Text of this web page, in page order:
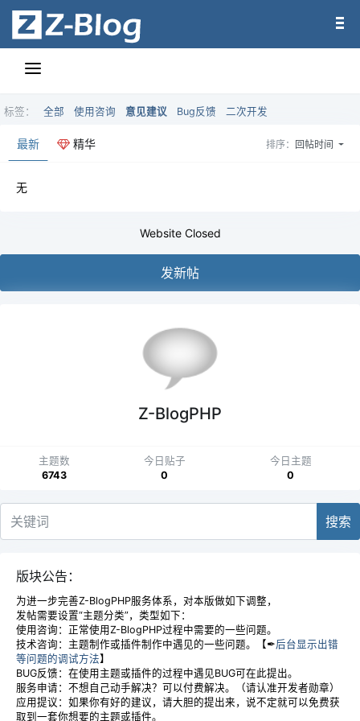
标签： 全部 使用咨询 意见建议 Bug反馈 二次开发
最新 精华 排序： 回帖时间
无
Website Closed
发新帖
Z-BlogPHP
主题数
6743
今日贴子
0
今日主题
0
搜索
版块公告：
为进一步完善Z-BlogPHP服务体系，对本版做如下调整，
发帖需要设置“主题分类”，类型如下：
使用咨询：正常使用Z-BlogPHP过程中需要的一些问题。
技术咨询：主题制作或插件制作中遇见的一些问题。【✒后台显示出错
等问题的调试方法】
BUG反馈：在使用主题或插件的过程中遇见BUG可在此提出。
服务申请：不想自己动手解决？可以付费解决。（请认准开发者勋章）
应用提议：如果你有好的建议，请大胆的提出来，说不定就可以免费获
取到一套你想要的主题或插件。